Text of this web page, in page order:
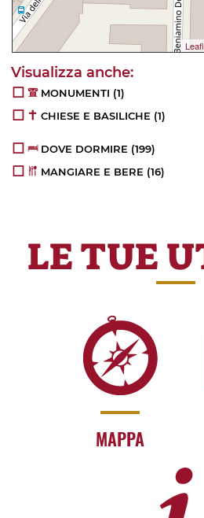
MONUMENTI (1)
CHIESE E BASILICHE (1)
DOVE DORMIRE (199)
MANGIARE E BERE (16)
LE TUE
MAPPA